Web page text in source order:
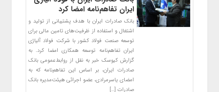
ایران تفاهم‌نامه امضا کرد
​بانک صادرات ایران با هدف پشتیبانی از تولید و
اشتغال و استفاده از ظرفیت‌های تامین مالی برای
توسعه صنعت فولاد کشور با شرکت فولاد آلیاژی
ایران تفاهم‌نامه توسعه همکاری امضا کرد. به
گزارش کیوسک خبر به نقل از روابط‌عمومی بانک
صادرات ایران، بر اساس این تفاهم‌نامه که به
امضای یاسرمرادی، عضو اجرائی هیئت‌مدیره بانک
صادرات […]